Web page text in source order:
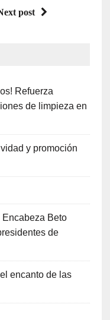
post
Refuerza
de limpieza en
y promoción
Encabeza Beto
de
encanto de las